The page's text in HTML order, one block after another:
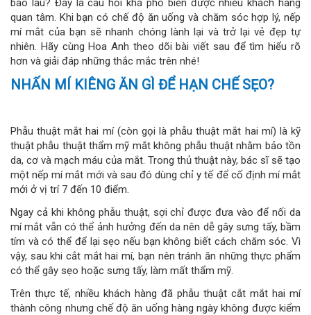
bao lâu? Đây là câu hỏi khá phổ biến được nhiều khách hàng
quan tâm. Khi bạn có chế độ ăn uống và chăm sóc hợp lý, nếp
mí mắt của bạn sẽ nhanh chóng lành lại và trở lại vẻ đẹp tự
nhiên. Hãy cùng Hoa Anh theo dõi bài viết sau để tìm hiểu rõ
hơn và giải đáp những thắc mắc trên nhé!
NHẤN MÍ KIÊNG ĂN GÌ ĐỂ HẠN CHẾ SẸO?
Phẫu thuật mắt hai mí (còn gọi là phẫu thuật mắt hai mí) là kỹ
thuật phẫu thuật thẩm mỹ mắt không phẫu thuật nhằm bảo tồn
da, cơ và mạch máu của mắt. Trong thủ thuật này, bác sĩ sẽ tạo
một nếp mí mắt mới và sau đó dùng chỉ y tế để cố định mí mắt
mới ở vị trí 7 đến 10 điểm.
Ngay cả khi không phẫu thuật, sợi chỉ được đưa vào để nối da
mí mắt vẫn có thể ảnh hưởng đến da nên dễ gây sưng tấy, bầm
tím và có thể để lại sẹo nếu bạn không biết cách chăm sóc. Vì
vậy, sau khi cắt mắt hai mí, bạn nên tránh ăn những thực phẩm
có thể gây sẹo hoặc sưng tấy, làm mất thẩm mỹ.
Trên thực tế, nhiều khách hàng đã phẫu thuật cắt mắt hai mí
thành công nhưng chế độ ăn uống hàng ngày không được kiểm